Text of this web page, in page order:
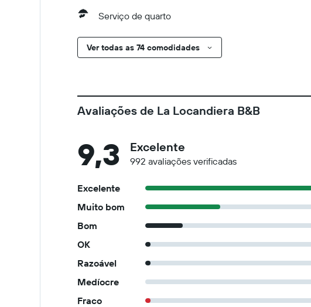
Serviço de quarto
Ver todas as 74 comodidades
Avaliações de La Locandiera B&B
9,3 Excelente
992 avaliações verificadas
Excelente
Muito bom
Bom
OK
Razoável
Medíocre
Fraco